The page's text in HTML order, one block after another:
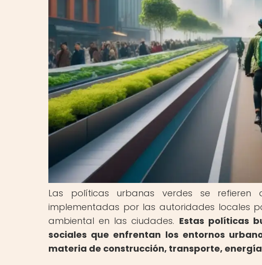
Las políticas urbanas verdes se
implementadas por las autoridades locales
ambiental en las ciudades. Estas políticas
sociales que enfrentan los entornos
materia de construcción, transporte,